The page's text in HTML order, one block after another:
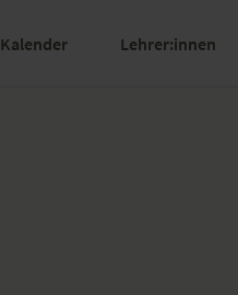
Kalender Lehrer:innen